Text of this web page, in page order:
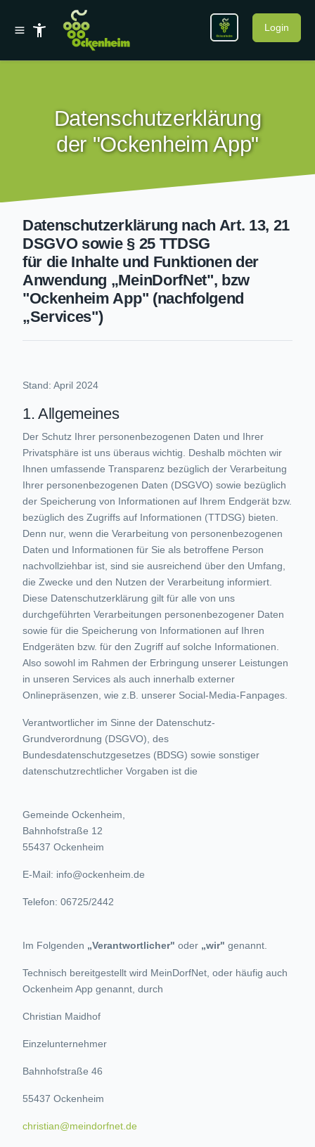
Login
Datenschutzerklärung
der "Ockenheim App"
Datenschutzerklärung nach Art. 13, 21
DSGVO sowie § 25 TTDSG
für die Inhalte und Funktionen der
Anwendung „MeinDorfNet", bzw
"Ockenheim App" (nachfolgend
„Services")
Stand: April 2024
1. Allgemeines
Der Schutz Ihrer personenbezogenen Daten und Ihrer
Privatsphäre ist uns überaus wichtig. Deshalb möchten wir
Ihnen umfassende Transparenz bezüglich der Verarbeitung
Ihrer personenbezogenen Daten (DSGVO) sowie bezüglich
der Speicherung von Informationen auf Ihrem Endgerät bzw.
bezüglich des Zugriffs auf Informationen (TTDSG) bieten.
Denn nur, wenn die Verarbeitung von personenbezogenen
Daten und Informationen für Sie als betroffene Person
nachvollziehbar ist, sind sie ausreichend über den Umfang,
die Zwecke und den Nutzen der Verarbeitung informiert.
Diese Datenschutzerklärung gilt für alle von uns
durchgeführten Verarbeitungen personenbezogener Daten
sowie für die Speicherung von Informationen auf Ihren
Endgeräten bzw. für den Zugriff auf solche Informationen.
Also sowohl im Rahmen der Erbringung unserer Leistungen
in unseren Services als auch innerhalb externer
Onlinepräsenzen, wie z.B. unserer Social-Media-Fanpages.
Verantwortlicher im Sinne der Datenschutz-
Grundverordnung (DSGVO), des
Bundesdatenschutzgesetzes (BDSG) sowie sonstiger
datenschutzrechtlicher Vorgaben ist die
Gemeinde Ockenheim,
Bahnhofstraße 12
55437 Ockenheim
E-Mail: info@ockenheim.de
Telefon: 06725/2442
Im Folgenden „Verantwortlicher" oder „wir" genannt.
Technisch bereitgestellt wird MeinDorfNet, oder häufig auch
Ockenheim App genannt, durch
Christian Maidhof
Einzelunternehmer
Bahnhofstraße 46
55437 Ockenheim
christian@meindorfnet.de